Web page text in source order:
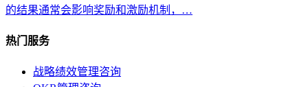
的结果通常会影响奖励和激励机制，…
热门服务
战略绩效管理咨询